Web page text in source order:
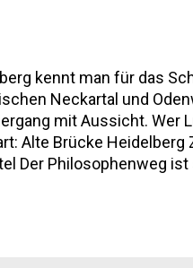
kennt man für das
Neckartal und
mit Aussicht. Wer
Alte Brücke
Der Philosophenweg ist
kann noch weiter zur